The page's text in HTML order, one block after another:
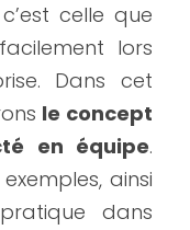
celle que
lors
Dans cet
le concept
en équipe.
ainsi
dans